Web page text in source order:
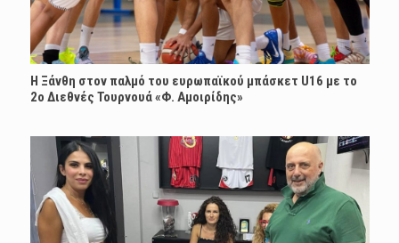
Η Ξάνθη στον παλμό του ευρωπαϊκού μπάσκετ U16 με το
2ο Διεθνές Τουρνουά «Φ. Αμοιρίδης»